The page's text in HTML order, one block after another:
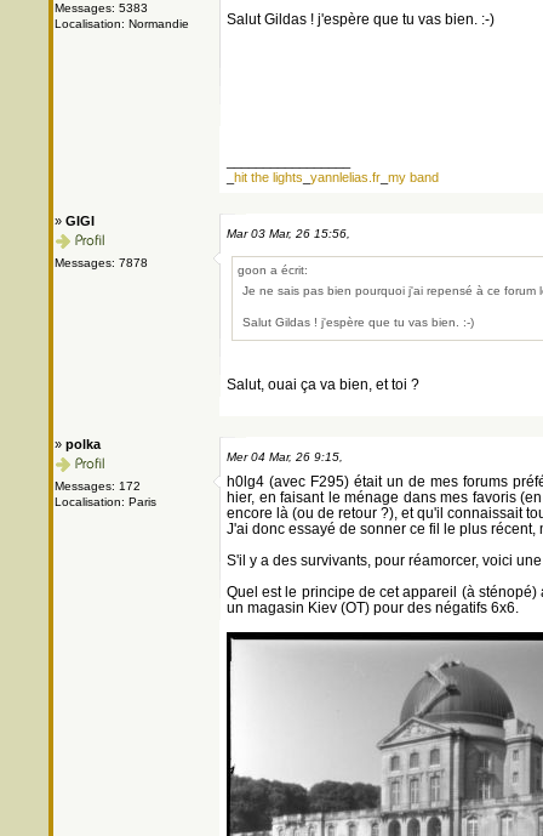
Messages: 5383
Localisation: Normandie
Salut Gildas ! j'espère que tu vas bien. :-)
hit the lights yannlelias.fr my band
» GIGI
Messages: 7878
Mar 03 Mar, 26 15:56,
goon a écrit:
Je ne sais pas bien pourquoi j'ai repensé à ce
Salut Gildas ! j'espère que tu vas bien. :-)
Salut, ouai ça va bien, et toi ?
» polka
Messages: 172
Localisation: Paris
Mer 04 Mar, 26 9:15,
h0lg4 (avec F295) était un de mes forums
hier, en faisant le ménage dans mes favoris
encore là (ou de retour ?), et qu'il connaissait
J'ai donc essayé de sonner ce fil le plus
S'il y a des survivants, pour réamorcer, voici
Quel est le principe de cet appareil (à
un magasin Kiev (OT) pour des négatifs 6x6.